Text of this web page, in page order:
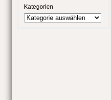
Kategorien